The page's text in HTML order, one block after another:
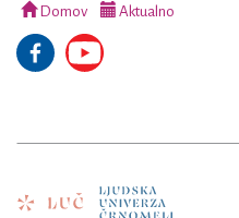
Domov Aktualno